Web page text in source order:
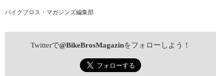
バイクブロス・マガジンズ編集部
Twitterで@BikeBrosMagazinをフォローしよう！